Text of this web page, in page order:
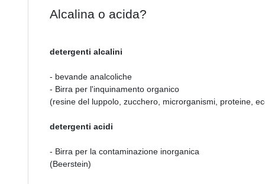
Alcalina o acida?
detergenti alcalini
- bevande analcoliche
- Birra per l'inquinamento organico
(resine del luppolo, zucchero, microrganismi, proteine,
detergenti acidi
- Birra per la contaminazione inorganica
(Beerstein)